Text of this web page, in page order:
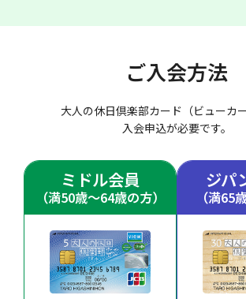
ご入会方法
大人の休日倶楽部カード（ビューカ
入会申込が必要です。
ミドル会員
（満50歳～64歳の方）
ジパ
（満65